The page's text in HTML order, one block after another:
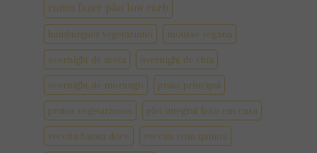
como fazer pão low carb
hamburguer vegetariano mousse vegana
overnight de aveia overnight de chia
overnight de morango prato principal
pratos vegetarianos pão integral feito em casa
receita batata doce receita com quinoa